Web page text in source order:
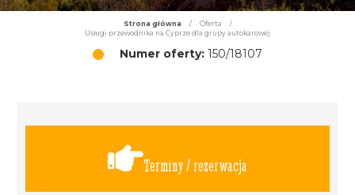
Strona główna / Oferta
/
Usługi przewodnika na Cyprze dla grupy autokarowej
Numer oferty: 150/18107
Terminy / rezerwacja